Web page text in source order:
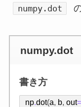
numpy.dot
numpy.dot
書き方
np.dot(a, b, out=